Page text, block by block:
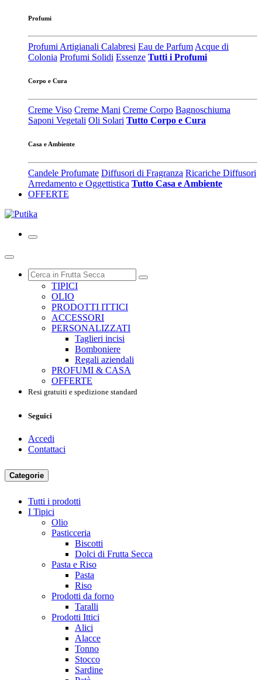
Profumi
Profumi Artigianali Calabresi Eau de ParfumAcque di
Colonia Profumi Solidi Essenze Tutti i Profumi
Corpo e Cura
Creme Viso Creme Mani Creme Corpo Bagnoschiuma
Saponi Vegetali Oli Solari Tutto Corpo e Cura
Casa e Ambiente
Candele Profumate Diffusori di Fragranza Ricariche Diffusori
Arredamento e Oggettistica Tutto Casa e Ambiente
OFFERTE
TIPICI
OLIO
PRODOTTI ITTICI
ACCESSORI
PERSONALIZZATI
Taglieri incisi
Bomboniere
Regali aziendali
PROFUMI & CASA
OFFERTE
Resi gratuiti e spedizione standard
Seguici
Accedi
Contattaci
Categorie
Tutti i prodotti
I Tipici
Olio
Pasticceria
Biscotti
Dolci di Frutta Secca
Pasta e Riso
Pasta
Riso
Prodotti da forno
Taralli
Prodotti Ittici
Alici
Alacce
Tonno
Stocco
Sardine